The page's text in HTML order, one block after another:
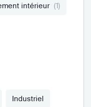
intérieur (1)
Industriel